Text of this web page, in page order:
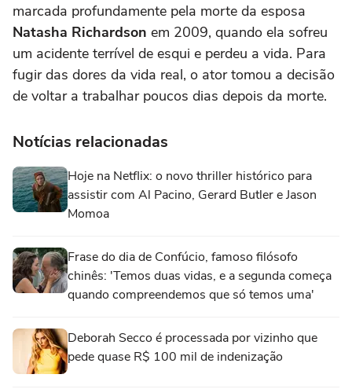
marcada profundamente pela morte da esposa
Natasha Richardson em 2009, quando ela sofreu
um acidente terrível de esqui e perdeu a vida. Para
fugir das dores da vida real, o ator tomou a decisão
de voltar a trabalhar poucos dias depois da morte.
Notícias relacionadas
Hoje na Netflix: o novo thriller histórico para
assistir com Al Pacino, Gerard Butler e Jason
Momoa
Frase do dia de Confúcio, famoso filósofo
chinês: 'Temos duas vidas, e a segunda começa
quando compreendemos que só temos uma'
Deborah Secco é processada por vizinho que
pede quase R$ 100 mil de indenização